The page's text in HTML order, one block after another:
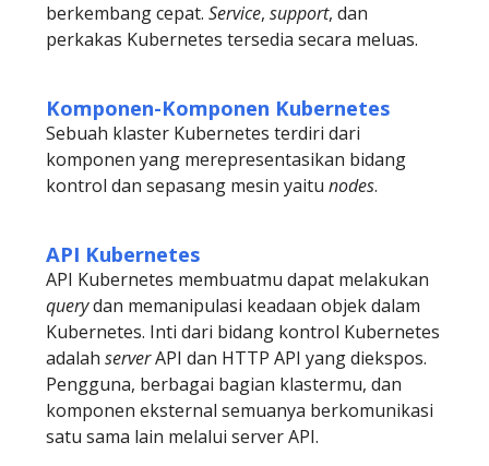
berkembang cepat. Service, support, dan
perkakas Kubernetes tersedia secara meluas.
Komponen-Komponen Kubernetes
Sebuah klaster Kubernetes terdiri dari
komponen yang merepresentasikan bidang
kontrol dan sepasang mesin yaitu nodes.
API Kubernetes
API Kubernetes membuatmu dapat melakukan
querydan memanipulasi keadaan objek dalam
Kubernetes. Inti dari bidang kontrol Kubernetes
adalah serverAPI dan HTTP API yang diekspos.
Pengguna, berbagai bagian klastermu, dan
komponen eksternal semuanya berkomunikasi
satu sama lain melalui server API.